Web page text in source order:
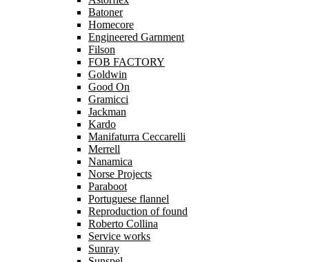
Batoner
Homecore
Engineered Garnment
Filson
FOB FACTORY
Goldwin
Good On
Gramicci
Jackman
Kardo
Manifaturra Ceccarelli
Merrell
Nanamica
Norse Projects
Paraboot
Portuguese flannel
Reproduction of found
Roberto Collina
Service works
Sunray